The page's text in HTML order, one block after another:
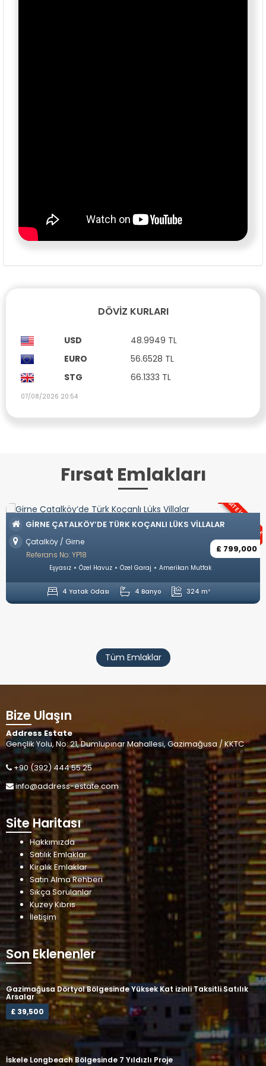
DÖVIZ KURLARI
USD
48.9949 TL
EURO
56.6528 TL
STG
66.1333 TL
07/08/2026 20:54
Fırsat Emlakları
SITE İÇERISINDE
VILLALAR
£ 799,000
İSKELE LONGBEACH BÖLGESINDE 7
Full Eşyalı Ortak Havuz
1 Yatak Odası
Tüm Emlaklar
Bize Ulaşın
Address Estate
Gençlik Yolu, No: 21, Dumlupınar Mahallesi, Gazimağusa / KKTC
+90 (392) 444 55 25
info@address-estate.com
Site Haritası
Hakkımızda
Satılık Emlaklar
Kiralık Emlaklar
Satın Alma Rehberi
Sıkça Sorulanlar
Kuzey Kıbrıs
İletişim
Son Eklenenler
Gazimağusa Dörtyol Bölgesinde Yüksek Kat izinli Taksitli Satılık
Arsalar
£ 39,500
İskele Longbeach Bölgesinde 7 Yıldızlı Proje